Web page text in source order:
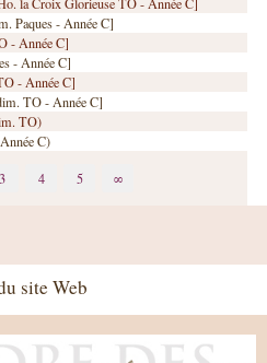
Paques - Année C]
- Année C]
- Année C]
- Année C]
TO - Année C]
TO)
C)
3 4 5 ∞
site Web